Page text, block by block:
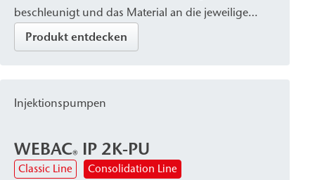
beschleunigt und das Material an die jeweilige
Situation und Anwendung angepasst werden
kann.
Produkt entdecken
Injektionspumpen
WEBAC® IP 2K-PU
Classic Line Consolidation Line